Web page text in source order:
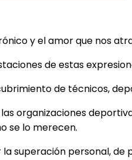
y el amor que nos
de estas
de técnicos,
organizaciones
se lo merecen.
superación personal,